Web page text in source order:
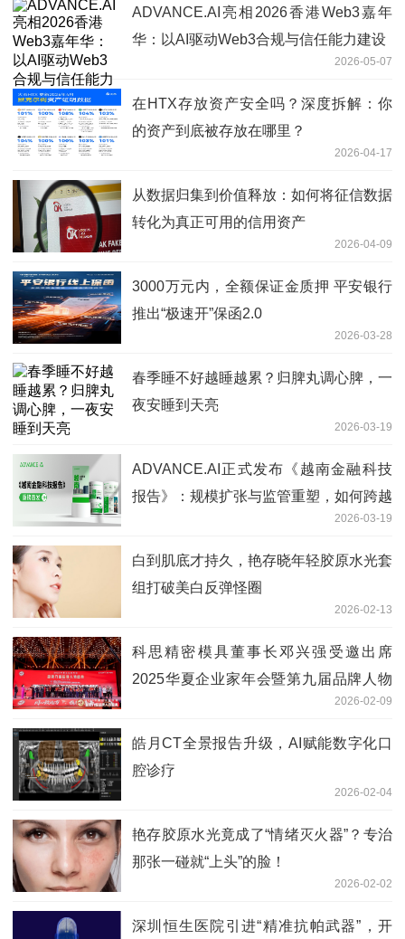
ADVANCE.AI亮相2026香港Web3嘉年
华：以AI驱动Web3合规与信任能力建设
2026-05-07
在HTX存放资产安全吗？深度拆解：你
的资产到底被存放在哪里？
2026-04-17
从数据归集到价值释放：如何将征信数据
转化为真正可用的信用资产
2026-04-09
3000万元内，全额保证金质押 平安银行
推出“极速开”保函2.0
2026-03-28
春季睡不好越睡越累？归脾丸调心脾，一
夜安睡到天亮
2026-03-19
ADVANCE.AI正式发布《越南金融科技
报告》：规模扩张与监管重塑，如何跨越
2026-03-19
白到肌底才持久，艳存晓年轻胶原水光套
组打破美白反弹怪圈
2026-02-13
科思精密模具董事长邓兴强受邀出席
2025华夏企业家年会暨第九届品牌人物
2026-02-09
皓月CT全景报告升级，AI赋能数字化口
腔诊疗
2026-02-04
艳存胶原水光竟成了“情绪灭火器”？专治
那张一碰就“上头”的脸！
2026-02-02
深圳恒生医院引进“精准抗帕武器”，开